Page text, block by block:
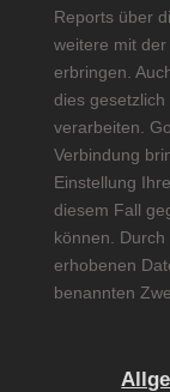
Reports über
weitere mit
erbringen.
dies
verarbeiten.
Verbindung
Einstellung
diesem Fall
können.
erhobenen
benannten